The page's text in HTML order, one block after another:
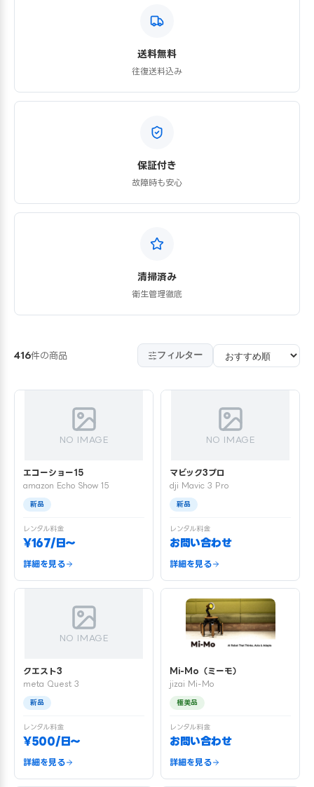
送料無料
往復送料込み
保証付き
故障時も安心
清掃済み
衛生管理徹底
416件の商品 フィルター
NO IMAGE
エコーショー15
amazon Echo Show 15
新品
レンタル料金
¥167/日〜
詳細を見る
NO IMAGE
マビック3プロ
dji Mavic 3 Pro
新品
レンタル料金
お問い合わせ
詳細を見る
NO IMAGE
クエスト3
meta Quest 3
新品
レンタル料金
¥500/日〜
詳細を見る
Mi-Mo（ミーモ）
jizai Mi-Mo
極美品
レンタル料金
お問い合わせ
詳細を見る